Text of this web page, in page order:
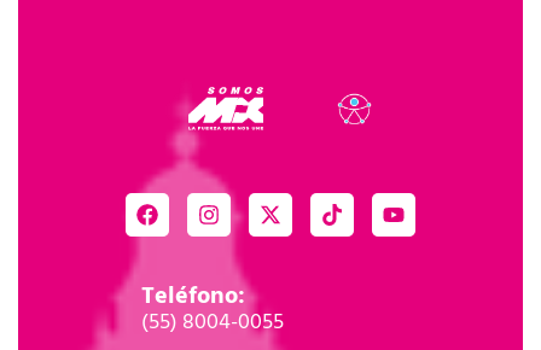
Teléfono:
(55) 8004-0055